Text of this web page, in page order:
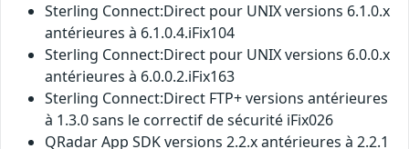
Sterling Connect:Direct pour UNIX versions 6.1.0.x
antérieures à 6.1.0.4.iFix104
Sterling Connect:Direct pour UNIX versions 6.0.0.x
antérieures à 6.0.0.2.iFix163
Sterling Connect:Direct FTP+ versions antérieures
à 1.3.0 sans le correctif de sécurité iFix026
QRadar App SDK versions 2.2.x antérieures à 2.2.1